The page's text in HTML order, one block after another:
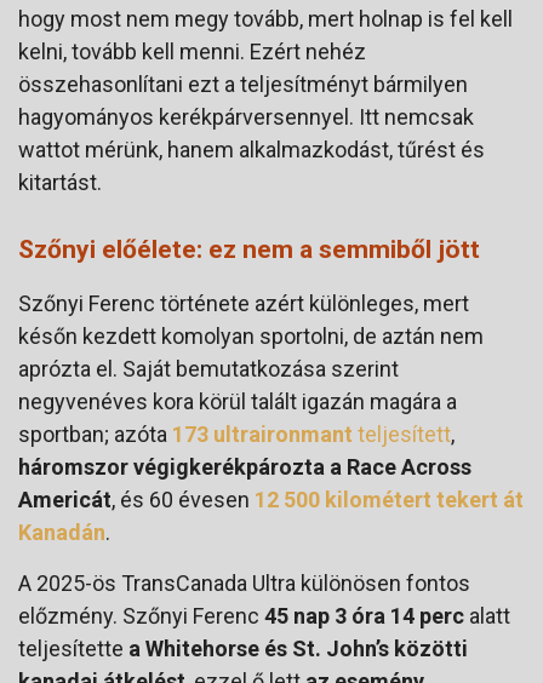
hogy most nem megy tovább, mert holnap is fel kell
kelni, tovább kell menni. Ezért nehéz
összehasonlítani ezt a teljesítményt bármilyen
hagyományos kerékpárversennyel. Itt nemcsak
wattot mérünk, hanem alkalmazkodást, tűrést és
kitartást.
Szőnyi előélete: ez nem a semmiből jött
Szőnyi Ferenc története azért különleges, mert
későn kezdett komolyan sportolni, de aztán nem
aprózta el. Saját bemutatkozása szerint
negyvenéves kora körül talált igazán magára a
sportban; azóta 173 ultraironmant teljesített,
háromszor végigkerékpározta a Race Across
Americát, és 60 évesen 12 500 kilométert tekert át
Kanadán.
A 2025-ös TransCanada Ultra különösen fontos
előzmény. Szőnyi Ferenc 45 nap 3 óra 14 perc alatt
teljesítette a Whitehorse és St. John’s közötti